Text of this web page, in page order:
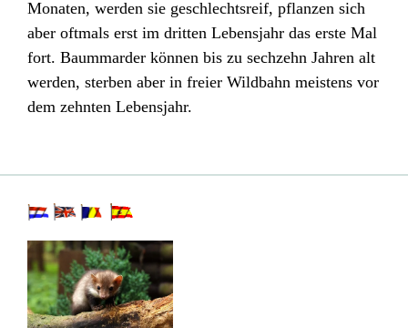
Monaten, werden sie geschlechtsreif, pflanzen sich
aber oftmals erst im dritten Lebensjahr das erste Mal
fort. Baummarder können bis zu sechzehn Jahren alt
werden, sterben aber in freier Wildbahn meistens vor
dem zehnten Lebensjahr.